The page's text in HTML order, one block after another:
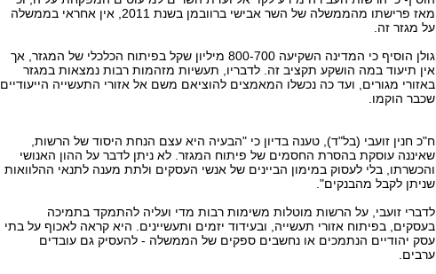
מאז פרישתו מהממשלה של השר אבישי ברוובמן בשנת 2011, אין אחראי בממשלה
על מגזר זה.
גולן הוסיף כי המדינה השקיעה 800-700 מיליון שקל בפיתוח הכלכלי של המגזר, אך
אין תיעוד במה הושקע תקציב זה. לדבריו, תעשיות מזהמות רבות נמצאות במגזר
באזורי מגורים, ועד כה נכשלו המאמצים להוציאם משם אל אזורי התעשייה הייעודיים
שכבר הוקמו.
ח"כ חנין זועבי (בל"ד), טענה בדיון כי "הבעיה היא עצם הנחת היסוד של הרשות,
שאיננה עוסקת בהסרת החסמים של פיתוח המגזר. לא ניתן לדבר על ההון האנושי
והכשרתו, בלי לעסוק במימון הביינים של אנשי העסקים ולתת מענה לתנאי ההלוואות
שניתן לקבל מהבנקים".
לדברי זועבי, על הרשות מוטלות משימות רבות מדי ועליה להתמקד בתמיכה
בעסקים, בפיתוח אזורי תעשייה, ובעידוד יזמים ותעשיינים. היא קראה לאכוף על בתי
עסק יהודיים הנתמכים או נחשבים ספקים של הממשלה - להעסיק גם עובדים
ערבים.